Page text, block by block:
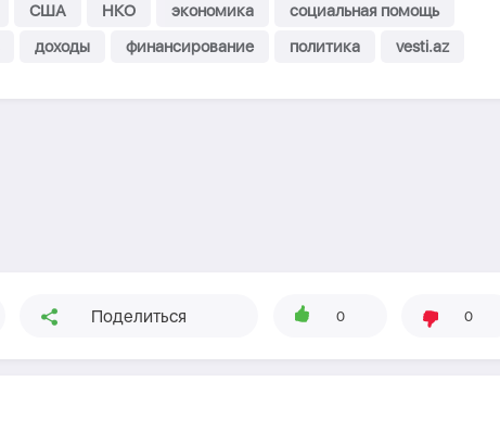
США НКО экономика
социальная помощь
доходы финансирование политика vesti.az
Поделиться 0 0